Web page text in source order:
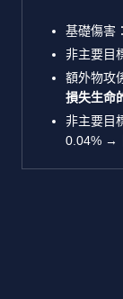
基礎傷害
非主要目
額外物攻
損失生命
非主要目
0.04% →